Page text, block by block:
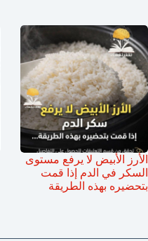
الأرز الأبيض لا يرفع مستوى
السكر في الدم إذا قمت
بتحضيره بهذه الطريقة